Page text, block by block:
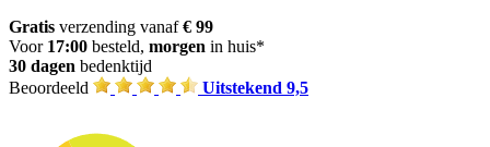
Gratis verzending vanaf€ 99
Voor 17:00 besteld, morgen in huis*
30 dagen bedenktijd
Beoordeeld
Uitstekend 9,5